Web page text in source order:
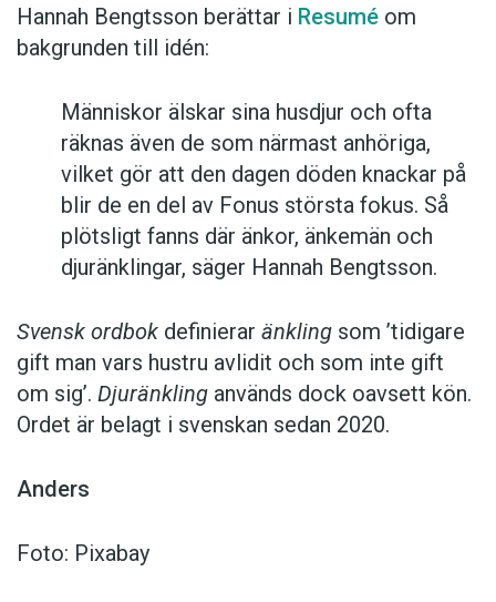
Hannah Bengtsson berättar i Resumé om
bakgrunden till idén:
Människor älskar sina husdjur och ofta
räknas även de som närmast anhöriga,
vilket gör att den dagen döden knackar på
blir de en del av Fonus största fokus. Så
plötsligt fanns där änkor, änkemän och
djuränklingar, säger Hannah Bengtsson.
Svensk ordbok definierar änkling som ’tidigare
gift man vars hustru av­lidit och som inte gift
om sig’. Djuränkling används dock oavsett kön.
Ordet är belagt i svenskan sedan 2020.
Anders
Foto: Pixabay